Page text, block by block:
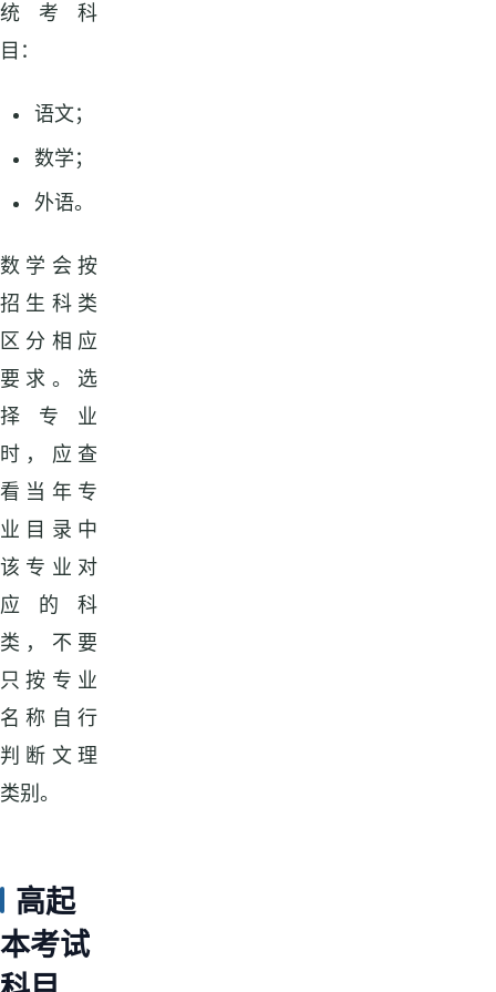
统考科
目：
语文；
数学；
外语。
数学会按
招生科类
区分相应
要求。选
择专业
时，应查
看当年专
业目录中
该专业对
应的科
类，不要
只按专业
名称自行
判断文理
类别。
高起
本考试